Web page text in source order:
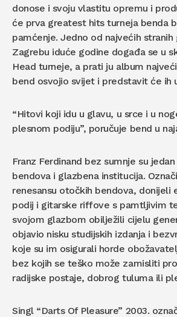
donose i svoju vlastitu opremu i
će prva greatest hits turneja benda
pamćenje. Jedno od najvećih stranih
Zagrebu iduće godine događa se u
Head turneje, a prati ju album
bend osvojio svijet i predstavit će ih
“Hitovi koji idu u glavu, u srce i u
plesnom podiju”, poručuje bend u
Franz Ferdinand bez sumnje su
bendova i glazbena institucija.
renesansu otočkih bendova, donijeli
podij i gitarske riffove s pamtljivim
svojom glazbom obilježili cijelu
objavio nisku studijskih izdanja i
koje su im osigurali horde
bez kojih se teško može zamisliti
radijske postaje, dobrog tuluma ili
Singl “Darts Of Pleasure” 2003.